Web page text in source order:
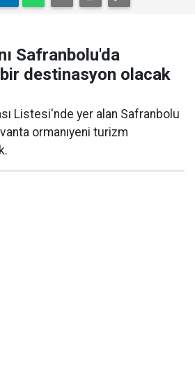
Safranbolu'da
destinasyon olacak
Listesi'nde yer alan Safranbolu
ormanıyeni turizm